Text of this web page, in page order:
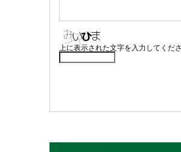
上に表示された文字を入力してくださ